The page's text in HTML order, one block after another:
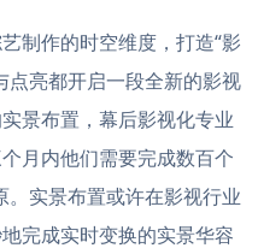
作的时空维度，打造“影
点亮都开启一段全新的影视
景布置，幕后影视化专业
月内他们需要完成数百个
实景布置或许在影视行业
完成实时变换的实景华容